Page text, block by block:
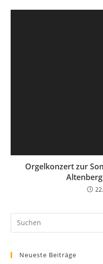
Orgelkonzert zur
Neueste Beiträge